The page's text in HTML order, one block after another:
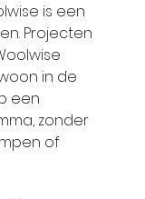
is een
Projecten
in de
een
zonder
of